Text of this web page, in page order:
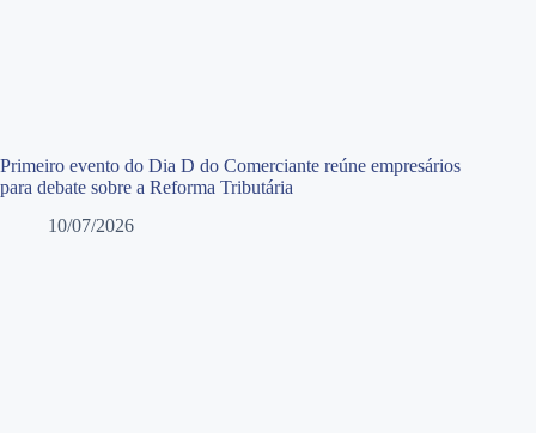
Primeiro evento do Dia D do Comerciante reúne empresários
para debate sobre a Reforma Tributária
10/07/2026